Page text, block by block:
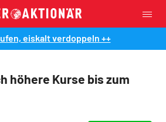
eiskalt verdoppeln ++
höhere Kurse bis zum